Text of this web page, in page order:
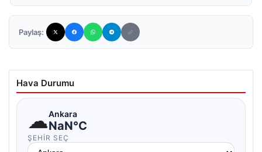
Paylaş:
Hava Durumu
☁Ankara
NaN°C
ŞEHIR SEÇ